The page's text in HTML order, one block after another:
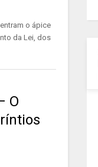
o ápice
da Lei, dos
O